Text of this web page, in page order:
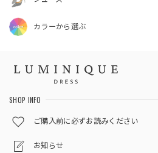
カラーから選ぶ
SHOP INFO
ご購入前に必ずお読みください
お知らせ